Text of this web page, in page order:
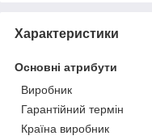
Характеристики
Основні атрибути
Виробник
Гарантійний термін
Країна виробник